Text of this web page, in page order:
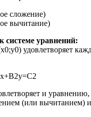
сложение)
вычитание)
системе уравнений:
x0;y0) удовлетворяет
x+B2y=C2
и
(или вычитанием)